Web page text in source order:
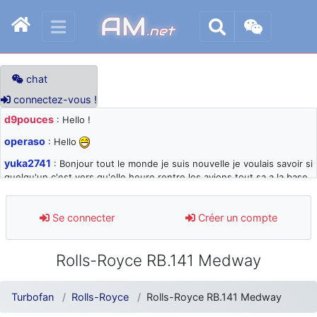
AM.net
chat
connectez-vous !
d9pouces : Hello !
operaso : Hello
yuka2741 : Bonjour tout le monde je suis nouvelle je voulais savoir si
quelqu'un c'est vers qu'elle heure rentre les avions tout sa a la base
d9pouces: désolé pour les quelques blocages du site ces derniers
jours : je teste des méthodes contre le spam et les bots trop nocifs
: Super, la nouvelle bannière
d9pouces
: je suis un avion@,._,+ > lesquels ? je ne suis pas sûr de
comprendre
Se connecter Créer un compte
Rolls-Royce RB.141 Medway
Turbofan Rolls-Royce Rolls-Royce RB.141 Medway